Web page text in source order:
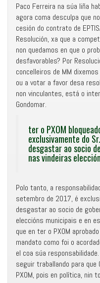
Paco Ferreira na súa liña
agora coma desculpa que
cesión do contrato de
Resolución, xa que a
non quedamos en que o
desfavorables? Por
concelleiros de MM
ou a votar a favor desa
non vinculantes, está o
Gondomar.
ter o PXOM
exclusivamente do
desgastar ao socio
nas vindeiras
Polo tanto, a
setembro de 2017, é
desgastar ao socio de
eleccións municipais e en
que en ter o PXOM
mandato como foi o
el coa súa
seguir traballando para
PXOM, pois en política, nin